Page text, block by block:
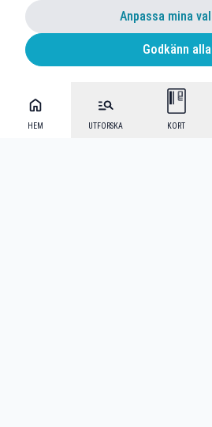
HEM UTFORSKA KORT
Anpassa mina val
Godkänn alla